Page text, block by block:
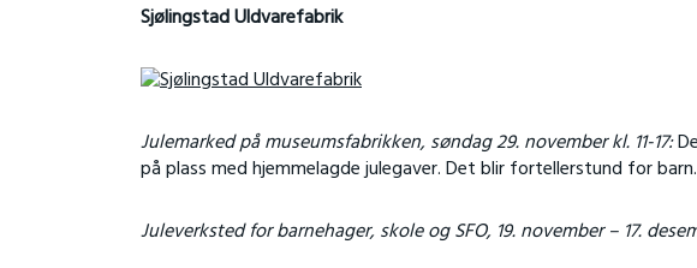
Sjølingstad Uldvarefabrik
Julemarked på museumsfabrikken, søndag 29. november kl. 11-17:
på plass med hjemmelagde julegaver. Det blir fortellerstund for barn.
Juleverksted for barnehager, skole og SFO, 19. november – 17.